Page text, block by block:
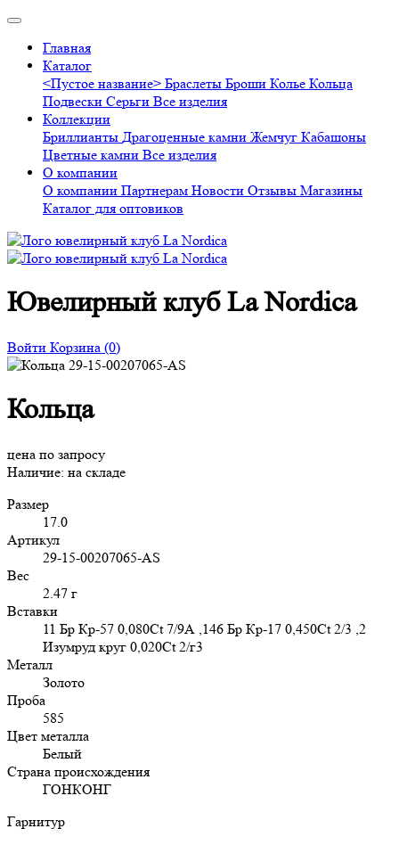
Главная
Каталог
<Пустое название> Браслеты Броши Колье Кольца
Подвески Серьги Все изделия
Коллекции
Бриллианты Драгоценные камни Жемчуг Кабашоны
Цветные камни Все изделия
О компании
О компании Партнерам Новости Отзывы Магазины
Каталог для оптовиков
Ювелирный клуб La Nordica
Войти Корзина (0)
Кольца
цена по запросу
Наличие: на складе
Размер
17.0
Артикул
29-15-00207065-AS
Вес
2.47 г
Вставки
11 Бр Кр-57 0,080Ct 7/9А ,146 Бр Кр-17 0,450Ct 2/3 ,2
Изумруд круг 0,020Ct 2/г3
Металл
Золото
Проба
585
Цвет металла
Белый
Страна происхождения
ГОНКОНГ
Гарнитур